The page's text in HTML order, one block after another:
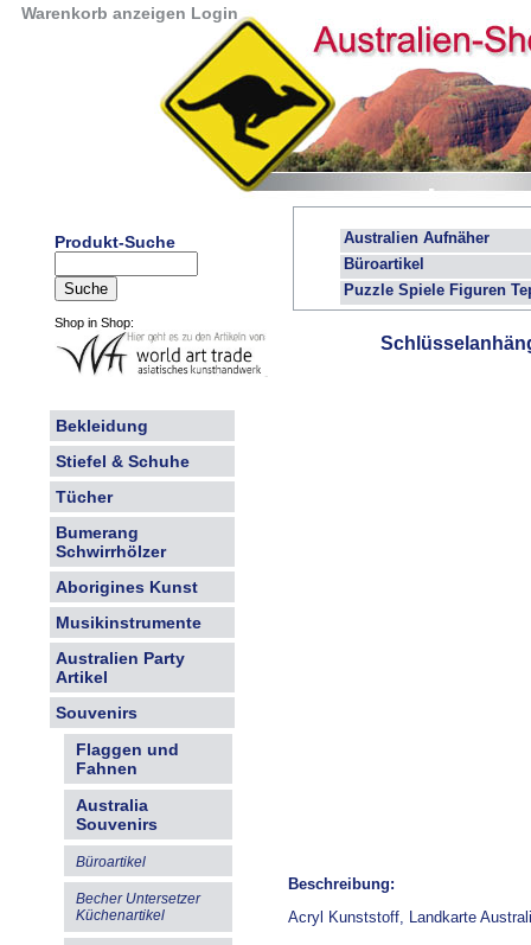
Bekleidung
Stiefel & Schuhe
Tücher
Bumerang
Schwirrhölzer
Aborigines Kunst
Musikinstrumente
Australien Party
Artikel
Souvenirs
Flaggen und
Fahnen
Australia
Souvenirs
Büroartikel
Becher Untersetzer
Küchenartikel
Produkt-Suche
Shop in Shop:
Australien Aufnäher
Büroartikel
Puzzle Spiele Figuren
Beschreibung:
Acryl Kunststoff, Landkarte
Warenkorb anzeigen Login